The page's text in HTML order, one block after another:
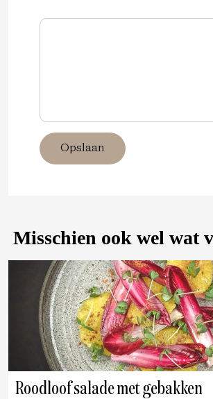
Opslaan
Misschien ook wel wat
Roodloof salade met gebakken